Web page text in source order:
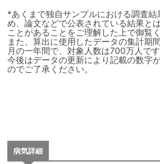
*あくまで独自サンプルにおける調査結
め、論文などで公表されている結果と
ことがあることをご理解した上で御覧く
また、算出に使用したデータの集計期
月の一年間で、対象人数は700万人です
今後はデータの更新により記載の数字
のでご了承ください。
病気詳細